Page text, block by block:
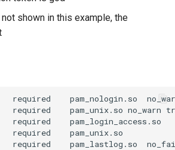
shown in this example, the
pam_nologin.so
pam_unix.so no_warn
required    pam_login_access.so
required    pam_unix.so
required    pam_lastlog.so